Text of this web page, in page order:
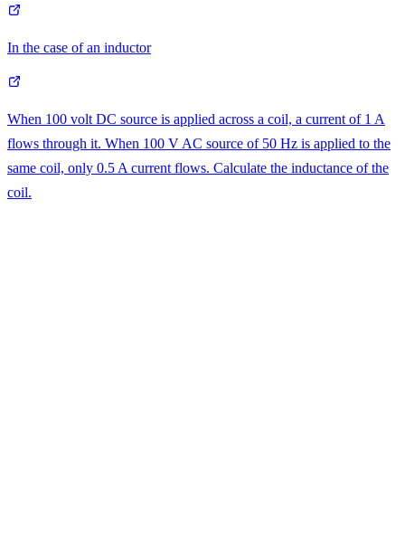
In the case of an inductor
When 100 volt DC source is applied across a coil, a current of 1 A
flows through it. When 100 V AC source of 50 Hz is applied to the
same coil, only 0.5 A current flows. Calculate the inductance of the
coil.